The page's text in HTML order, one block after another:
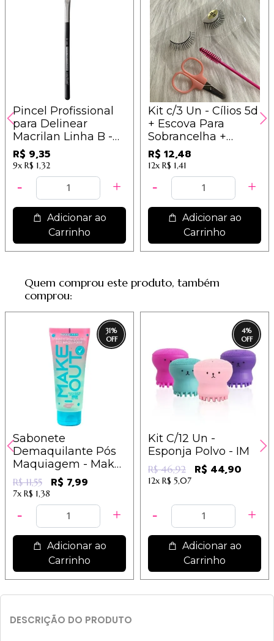
Pincel Profissional
para Delinear
Macrilan Linha B -
B142
R$ 9,35
9x R$ 1,32
Adicionar ao
Carrinho
Kit c/3 Un - Cílios 5d
+ Escova Para
Sobrancelha +
Tesourinha - Im
R$ 12,48
12x R$ 1,41
Adicionar ao
Carrinho
Quem comprou este produto, também
comprou:
31%
Sabonete
Demaquilante Pós
Maquiagem - Make
Out - Dermachem
R$ 11,55 R$ 7,99
7x R$ 1,38
Adicionar ao
Carrinho
4%
Kit C/12 Un -
Esponja Polvo - IM
R$ 46,92 R$ 44,90
12x R$ 5,07
Adicionar ao
Carrinho
DESCRIÇÃO DO PRODUTO